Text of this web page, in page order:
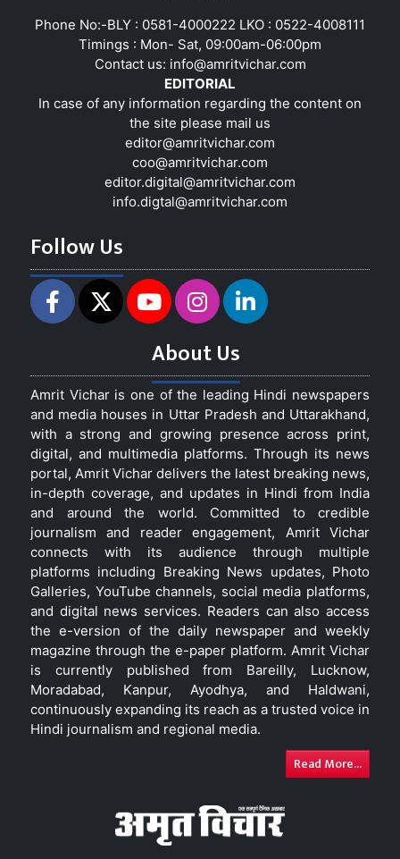
Phone No:-BLY : 0581-4000222 LKO : 0522-4008111
Timings : Mon- Sat, 09:00am-06:00pm
Contact us: info@amritvichar.com
EDITORIAL
In case of any information regarding the content on
the site please mail us
editor@amritvichar.com
coo@amritvichar.com
editor.digital@amritvichar.com
info.digtal@amritvichar.com
Follow Us
About Us
Amrit Vichar is one of the leading Hindi newspapers
and media houses in Uttar Pradesh and Uttarakhand,
with a strong and growing presence across print,
digital, and multimedia platforms. Through its news
portal, Amrit Vichar delivers the latest breaking news,
in-depth coverage, and updates in Hindi from India
and around the world. Committed to credible
journalism and reader engagement, Amrit Vichar
connects with its audience through multiple
platforms including Breaking News updates, Photo
Galleries, YouTube channels, social media platforms,
and digital news services. Readers can also access
the e-version of the daily newspaper and weekly
magazine through the e-paper platform. Amrit Vichar
is currently published from Bareilly, Lucknow,
Moradabad, Kanpur, Ayodhya, and Haldwani,
continuously expanding its reach as a trusted voice in
Hindi journalism and regional media.
Read More...